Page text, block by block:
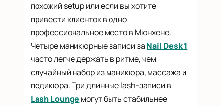
похожий setup или если вы хотите
привести клиенток в одно
профессиональное место в Мюнхене.
Четыре маникюрные записи за Nail Desk 1
часто легче держать в ритме, чем
случайный набор из маникюра, массажа и
педикюра. Три длинные lash-записи в
Lash Lounge могут быть стабильнее